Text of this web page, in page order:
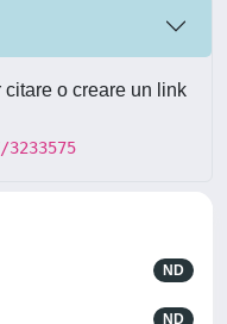
o creare un link
ND
ND